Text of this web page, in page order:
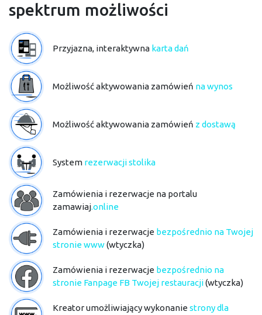
spektrum możliwości
Przyjazna, interaktywna karta dań
Możliwość aktywowania zamówień na wynos
Możliwość aktywowania zamówień z dostawą
System rezerwacji stolika
Zamówienia i rezerwacje na portalu
zamawiaj.online
Zamówienia i rezerwacje bezpośrednio na Twojej
stronie www(wtyczka)
Zamówienia i rezerwacje bezpośrednio na
stronie Fanpage FB Twojej restauracji(wtyczka)
Kreator umożliwiający wykonanie strony dla